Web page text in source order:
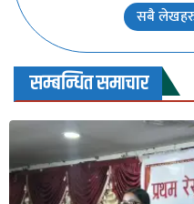
सबै लेखहरु
सम्बन्धित समाचार